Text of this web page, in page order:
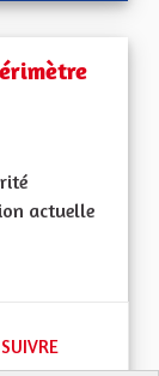
actuelle
publics en
50 ABONNÉS
SUIVRE